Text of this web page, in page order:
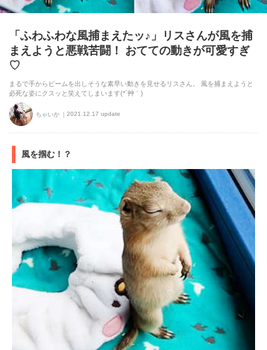
「ふわふわな風捕まえたッ♪」リスさんが風を捕
まえようと悪戦苦闘！ おてての動きが可愛すぎ
♡
まるで手からビームを出しそうな素早い動きを見せるリスさん。 風を捕まえようと
必死な姿にクスッと笑えてしまいます(*´艸｀)
ちゃいか 2021.12.17 update
風を掴む！？